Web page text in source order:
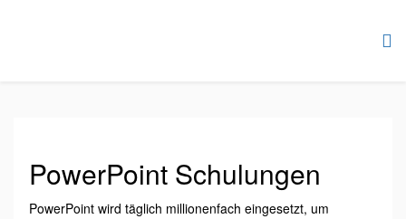
PowerPoint Schulungen
PowerPoint wird täglich millionenfach eingesetzt, um